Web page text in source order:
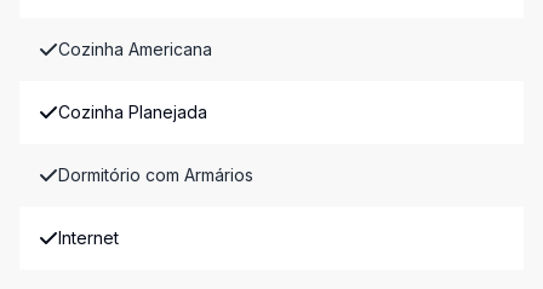
Cozinha Americana
Cozinha Planejada
Dormitório com Armários
Internet